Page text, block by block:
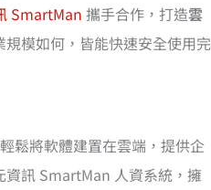
SmartMan 攜手合作，打造雲
規模如何，皆能快速安全使用完
鬆將軟體建置在雲端，提供企
訊 SmartMan 人資系統，擁